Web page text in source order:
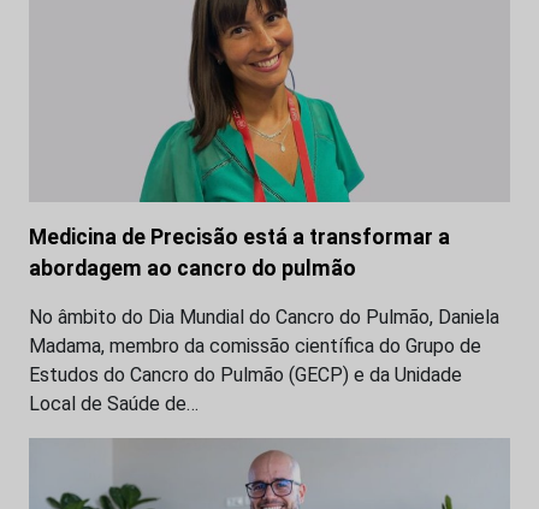
Medicina de Precisão está a transformar a
abordagem ao cancro do pulmão
No âmbito do Dia Mundial do Cancro do Pulmão, Daniela
Madama, membro da comissão científica do Grupo de
Estudos do Cancro do Pulmão (GECP) e da Unidade
Local de Saúde de…